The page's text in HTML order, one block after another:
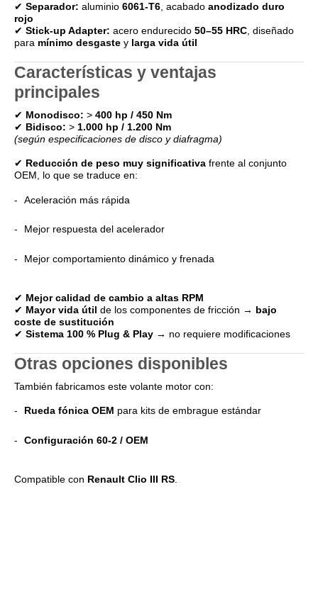
✔ Separador: aluminio 6061-T6 , acabado anodizado duro
rojo
✔ Stick-up Adapter: acero endurecido 50–55 HRC , diseñado
para mínimo desgaste y larga vida útil
Características y ventajas
principales
✔ Monodisco: > 400 hp / 450 Nm
✔ Bidisco: > 1.000 hp / 1.200 Nm
(según especificaciones de disco y diafragma)
✔ Reducción de peso muy significativa frente al conjunto
OEM, lo que se traduce en:
Aceleración más rápida
Mejor respuesta del acelerador
Mejor comportamiento dinámico y frenada
✔ Mejor calidad de cambio a altas RPM
✔ Mayor vida útil de los componentes de fricción → bajo
coste de sustitución
✔ Sistema 100 % Plug & Play → no requiere modificaciones
Otras opciones disponibles
También fabricamos este volante motor con:
Rueda fónica OEM para kits de embrague estándar
Configuración 60-2 / OEM
Compatible con Renault Clio III RS